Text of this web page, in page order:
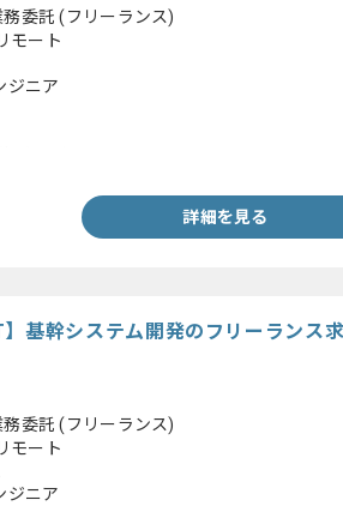
務委託(フリーランス)
モート
ジニア
詳細を見る
】基幹システム開発のフリーランス
務委託(フリーランス)
モート
ジニア